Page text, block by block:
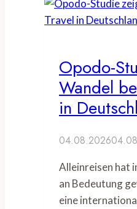
Opodo-
Wandel
in
04.08.2026
Alleinreisen hat
an Bedeutung
eine